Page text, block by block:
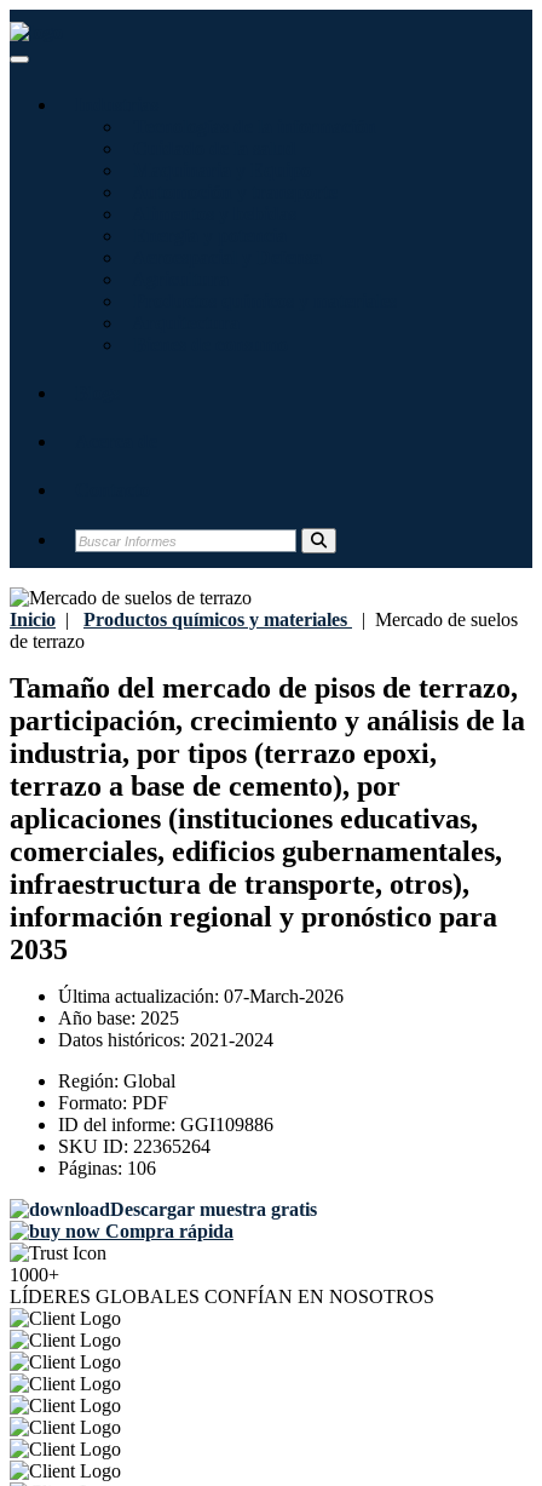
Inicio | Productos químicos y materiales | Mercado de suelos
de terrazo
Tamaño del mercado de pisos de terrazo,
participación, crecimiento y análisis de la
industria, por tipos (terrazo epoxi,
terrazo a base de cemento), por
aplicaciones (instituciones educativas,
comerciales, edificios gubernamentales,
infraestructura de transporte, otros),
información regional y pronóstico para
2035
Última actualización: 07-March-2026
Año base: 2025
Datos históricos: 2021-2024
Región: Global
Formato: PDF
ID del informe: GGI109886
SKU ID: 22365264
Páginas: 106
Descargar muestra gratis
Compra rápida
1000+
LÍDERES GLOBALES CONFÍAN EN NOSOTROS